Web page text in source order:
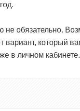
не обязательно.
вариант, который
в личном кабинете.